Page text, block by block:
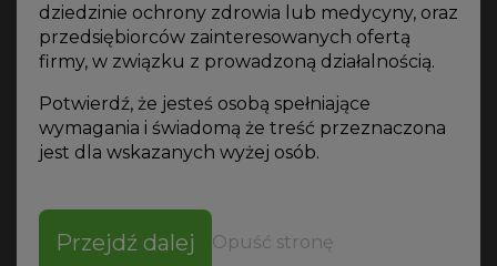
specyfikację
KOŃCÓWKA DO
INFUZJI TLENOWEJ
POLDERMA
dziedzinie ochrony zdrowia lub medycyny, oraz
przedsiębiorców zainteresowanych ofertą
firmy, w związku z prowadzoną działalnością.
Potwierdź, że jesteś osobą spełniające
wymagania i świadomą że treść przeznaczona
jest dla wskazanych wyżej osób.
Przejdź dalej Opuść stronę